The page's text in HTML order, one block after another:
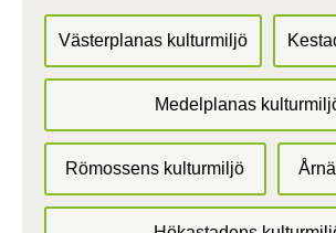
Västerplanas kulturmiljö
Medelplanas
Römossens kulturmiljö